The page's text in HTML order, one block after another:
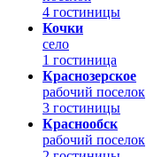
4 гостиницы
Кочки
село
1 гостиница
Краснозерское
рабочий поселок
3 гостиницы
Краснообск
рабочий поселок